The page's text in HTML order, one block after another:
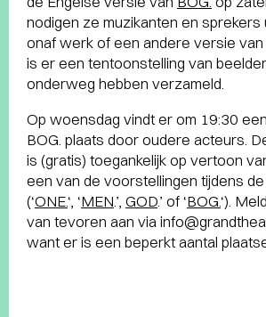
nodigen ze muzikanten en sprekers
onaf werk of een andere versie
is er een tentoonstelling van
onderweg hebben verzameld.
Op woensdag vindt er om 19:30 een
BOG. plaats door oudere acteurs.
is (gratis) toegankelijk op vertoon
een van de voorstellingen tijdens
(‘ONE.‘, ‘MEN.’, GOD.’ of ‘BOG.‘).
van tevoren aan via
want er is een beperkt aantal